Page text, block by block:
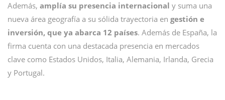
Además, amplía su presencia internacional y suma una
nueva área geografía a su sólida trayectoria en gestión e
inversión, que ya abarca 12 países. Además de España, la
firma cuenta con una destacada presencia en mercados
clave como Estados Unidos, Italia, Alemania, Irlanda, Grecia
y Portugal.